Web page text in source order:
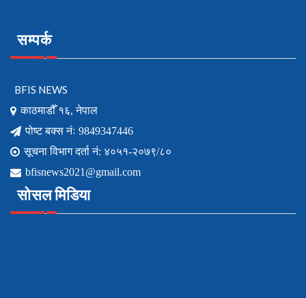
सम्पर्क
BFIS NEWS
काठमाडौँ १६, नेपाल
पोष्ट बक्स नंः 9849347446
सूचना विभाग दर्ता नं: ४०५१-२०७९/८०
bfisnews2021@gmail.com
सोसल मिडिया